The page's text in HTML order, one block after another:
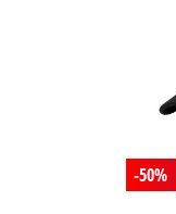
-50%